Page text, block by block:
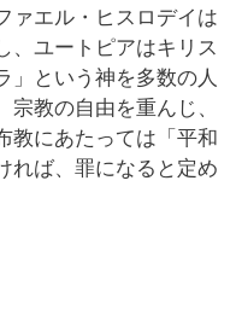
ァエル・ヒスロデイは
、ユートピアはキリス
」という神を多数の人
教の自由を重んじ、
教にあたっては「平和
れば、罪になると定め